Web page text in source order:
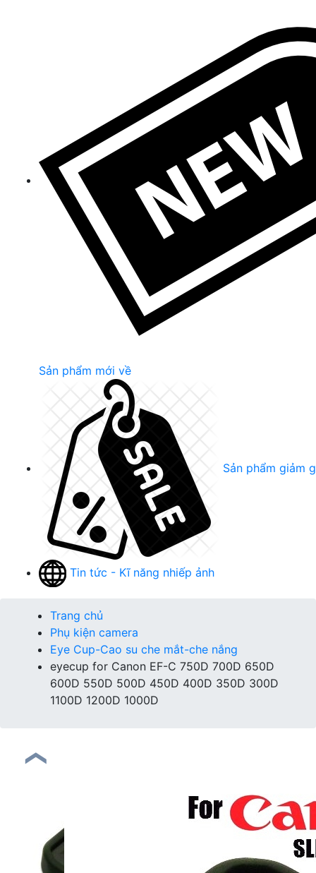
Sản phẩm mới về
Sản phẩm giảm
Tin tức - Kĩ năng nhiếp ảnh
Trang chủ
Phụ kiện camera
Eye Cup-Cao su che mắt-che nắng
eyecup for Canon EF-C 750D 700D 650D
600D 550D 500D 450D 400D 350D 300D
1100D 1200D 1000D
❮